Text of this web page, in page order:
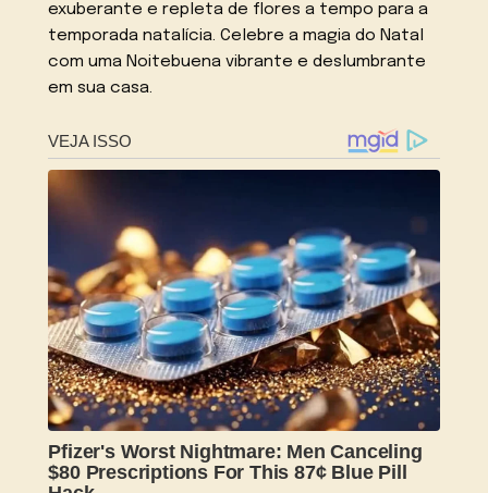
exuberante e repleta de flores a tempo para a
temporada natalícia. Celebre a magia do Natal
com uma Noitebuena vibrante e deslumbrante
em sua casa.